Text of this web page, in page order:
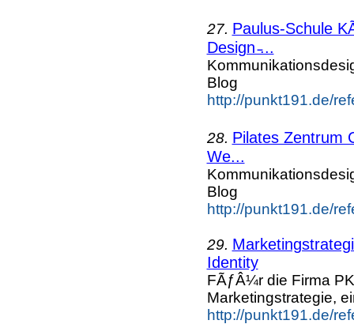
27. Paulus-Schule
Design ̵...
Blog
http://punkt191.de/
28. Pilates Zentrum
We...
Blog
http://punkt191.de/
29.
Identity
FÃƒÂ¼r die Firma
Marketingstrategie,
http://punkt191.de/